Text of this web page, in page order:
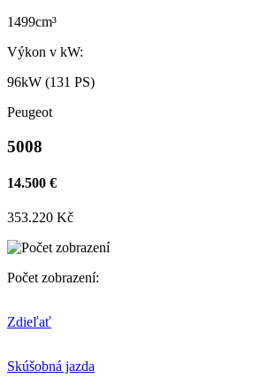
1499cm³
Výkon v kW:
96kW (131 PS)
Peugeot
5008
14.500 €
353.220 Kč
Počet zobrazení:
Zdieľať
Skúšobná jazda